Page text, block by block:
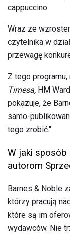
cappuccino.
Wraz ze
czytelnika w
przewagę
Z tego
Timesa, HM
pokazuje, że
samo-
tego zrobić."
W jaki sposób
autorom
Barnes & Noble
którzy pracują
które są im
wydawców. Nie